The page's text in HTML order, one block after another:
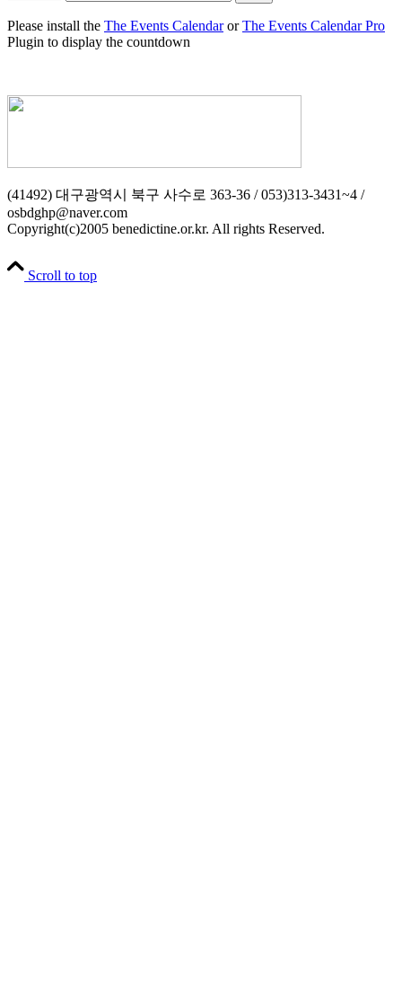
Please install the The Events CalendarorThe Events Calendar Pro
Plugin to display the countdown
(41492) 대구광역시 북구 사수로 363-36 / 053)313-3431~4 /
osbdghp@naver.com
Copyright(c)2005 benedictine.or.kr. All rights Reserved.
Scroll to top